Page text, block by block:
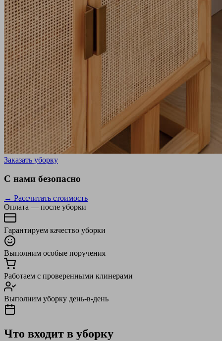
Заказать уборку
С нами безопасно
→ Рассчитать стоимость
Оплата — после уборки
Гарантируем качество уборки
Выполним особые поручения
Работаем с проверенными клинерами
Выполним уборку день-в-день
Что входит в уборку